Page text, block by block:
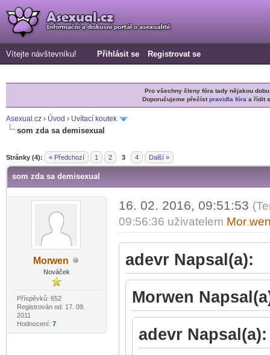
Vítejte návštevníku! Přihlásit se Registrovat se
Pro všechny členy fóra tady nějakou
Doporučujeme přečístpravidla fóra a řídit
Asexual.cz › Úvod › Uvítací koutek
som zda sa demisexual
Stránky (4): « Předchozí 1 2 3 4 Další »
som zda sa demisexual
Morwen
Nováček
Příspěvků: 652
Registrován od: 17. 09.
2011
Hodnocení: 7
16. 02. 2016, 09:51:53
09:56:36 uživatelem Mor
adevr Napsal(a):
Morwen
adevr Napsal(a):